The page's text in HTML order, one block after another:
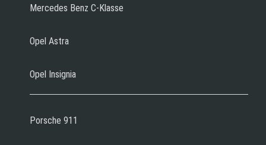
Mercedes Benz C-Klasse
Opel Astra
Opel Insignia
Porsche 911